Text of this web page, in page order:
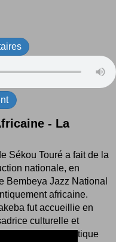
- La
Sékou Touré a fait de la
nationale, en
Bembeya Jazz National
africaine.
fut accueillie en
culturelle et
de cette politique